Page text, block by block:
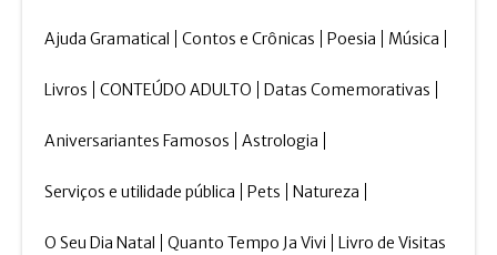
Ajuda Gramatical Contos e Crônicas Poesia Música
Livros CONTEÚDO ADULTO Datas Comemorativas
Aniversariantes Famosos Astrologia
Serviços e utilidade pública Pets Natureza
O Seu Dia Natal Quanto Tempo Ja Vivi Livro de Visitas